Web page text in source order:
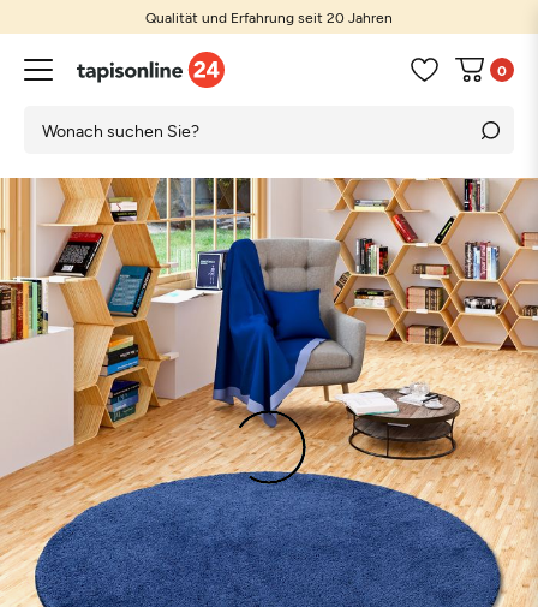
Qualität und Erfahrung seit 20 Jahren
0